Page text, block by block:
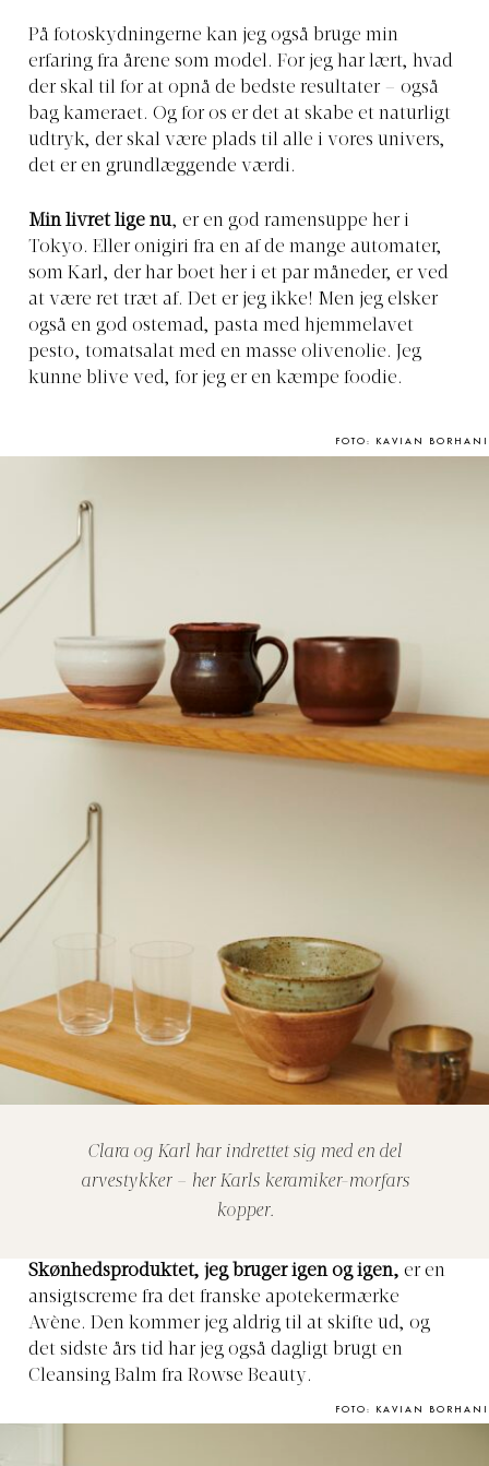
På fotoskydningerne kan jeg også bruge min
erfaring fra årene som model. For jeg har lært, hvad
der skal til for at opnå de bedste resultater – også
bag kameraet. Og for os er det at skabe et naturligt
udtryk, der skal være plads til alle i vores univers,
det er en grundlæggende værdi.
Min livret lige nu, er en god ramensuppe her i
Tokyo. Eller onigiri fra en af de mange automater,
som Karl, der har boet her i et par måneder, er ved
at være ret træt af. Det er jeg ikke! Men jeg elsker
også en god ostemad, pasta med hjemmelavet
pesto, tomatsalat med en masse olivenolie. Jeg
kunne blive ved, for jeg er en kæmpe foodie.
FOTO: KAVIAN BORHANI
Clara og Karl har indrettet sig med en del
arvestykker – her Karls keramiker-morfars
kopper.
Skønhedsproduktet, jeg bruger igen og igen, er en
ansigtscreme fra det franske apotekermærke
Avène. Den kommer jeg aldrig til at skifte ud, og
det sidste års tid har jeg også dagligt brugt en
Cleansing Balm fra Rowse Beauty.
FOTO: KAVIAN BORHANI